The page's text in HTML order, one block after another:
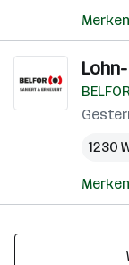
Merken
1230
Merken